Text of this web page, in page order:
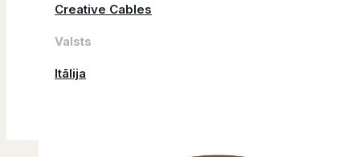
Creative Cables
Valsts
Itālija